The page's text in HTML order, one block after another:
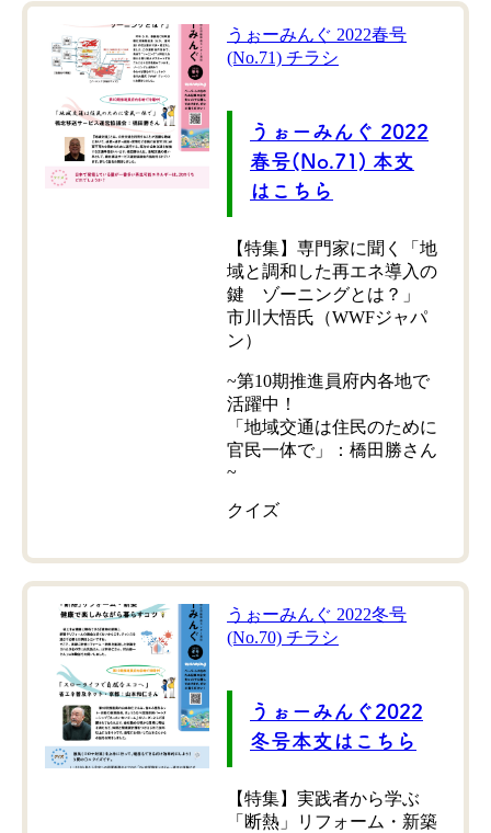
うぉーみんぐ 2022春号
(No.71) チラシ
うぉーみんぐ 2022
春号(No.71) 本文
はこちら
【特集】専門家に聞く「地
域と調和した再エネ導入の
鍵 ゾーニングとは？」
市川大悟氏（WWFジャパ
ン）
~第10期推進員府内各地で
活躍中！
「地域交通は住民のために
官民一体で」：橋田勝さん
~
クイズ
うぉーみんぐ 2022冬号
(No.70) チラシ
うぉーみんぐ2022
冬号本文はこちら
【特集】実践者から学ぶ
「断熱」リフォーム・新築